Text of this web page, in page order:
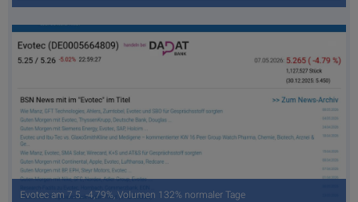
Evotec am 7.5. -4,79%, Volumen 132% normaler Tage